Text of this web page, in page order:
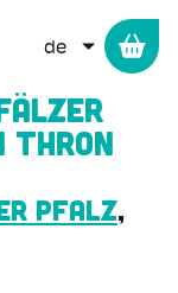
WEITERE
Thron
Pfalz